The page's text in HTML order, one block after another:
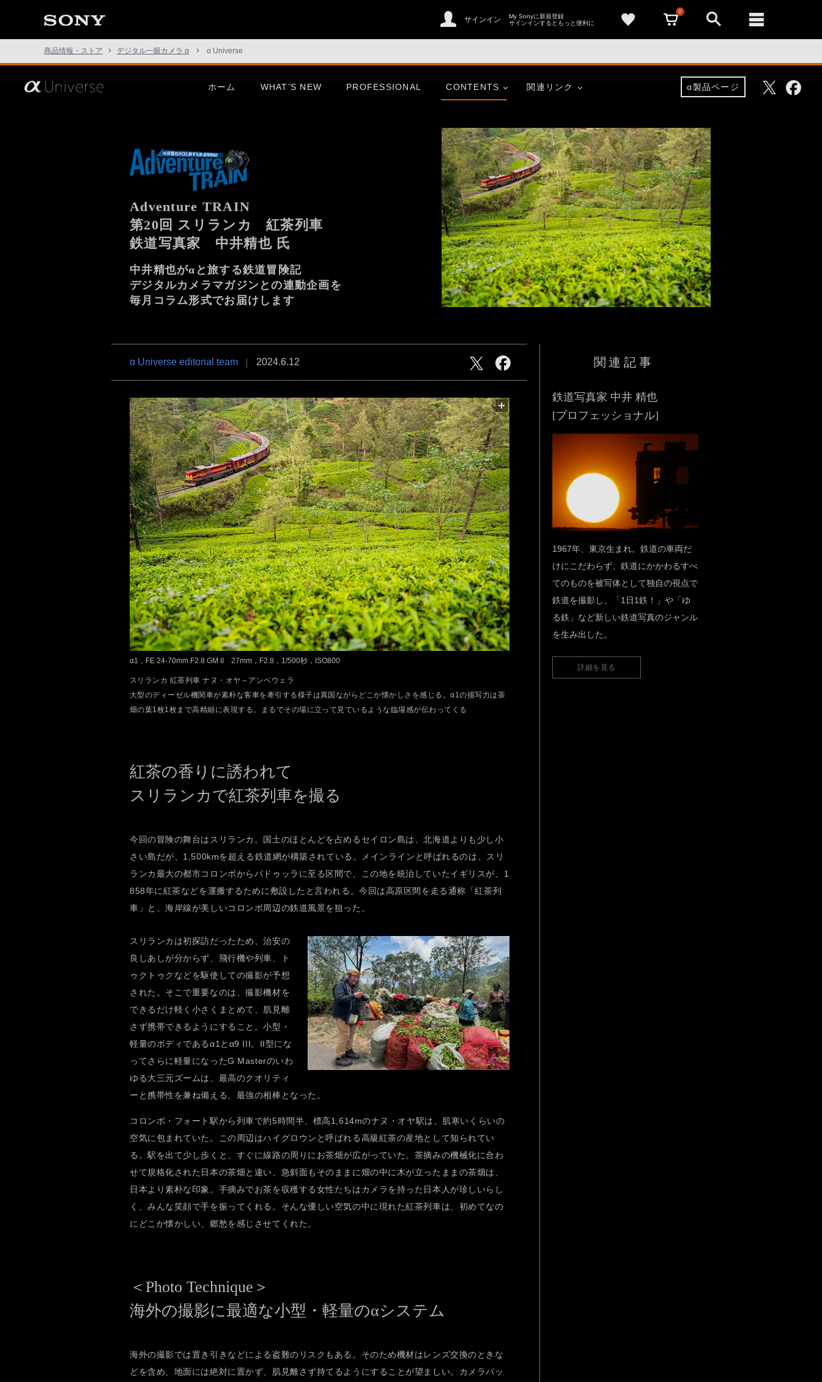
サインイン
My Sonyに新規登録
サインインするともっと便利に
0
商品情報・ストア デジタル一眼カメラ α α Universe
さ
あ、
ホーム WHAT’S NEW PROFESSIONAL CONTENTS 関連リンク
この挑戦は、次の表現のため
α1 II G Master
そのまま、未来へ。
α6700 VLOGCAM NEW generation
α製品ページ Twitter
Adventure TRAIN
第20回 スリランカ 紅茶列車
鉄道写真家 中井精也 氏
中井精也がαと旅する鉄道冒険記
デジタルカメラマガジンとの連動企画を
毎月コラム形式でお届けします
α Universe editorial team 2024.6.12
α1，FE 24-70mm F2.8 GM II 27mm，F2.8，1/500秒，ISO800
スリランカ 紅茶列車 ナヌ・オヤ～アンベウェラ
大型のディーゼル機関車が素朴な客車を牽引する様子は異国ながらどこか懐かしさを感じる。α1の描写力は茶
畑の葉1枚1枚まで高精細に表現する。まるでその場に立って見ているような臨場感が伝わってくる
紅茶の香りに誘われて
スリランカで紅茶列車を撮る
今回の冒険の舞台はスリランカ。国土のほとんどを占めるセイロン島は、北海道よりも少し小
さい島だが、1,500kmを超える鉄道網が構築されている。メインラインと呼ばれるのは、スリ
ランカ最大の都市コロンボからパドゥッラに至る区間で、この地を統治していたイギリスが、1
858年に紅茶などを運搬するために敷設したと言われる。今回は高原区間を走る通称「紅茶列
車」と、海岸線が美しいコロンボ周辺の鉄道風景を狙った。
スリランカは初探訪だったため、治安の
良しあしが分からず、飛行機や列車、ト
ゥクトゥクなどを駆使しての撮影が予想
された。そこで重要なのは、撮影機材を
できるだけ軽く小さくまとめて、肌見離
さず携帯できるようにすること。小型・
軽量のボディであるα1とα9 III。II型にな
ってさらに軽量になったG Masterのいわ
ゆる大三元ズームは、最高のクオリティ
ーと携帯性を兼ね備える、最強の相棒となった。
コロンボ・フォート駅から列車で約5時間半、標高1,614mのナヌ・オヤ駅は、肌寒いくらいの
空気に包まれていた。この周辺はハイグロウンと呼ばれる高級紅茶の産地として知られてい
る。駅を出て少し歩くと、すぐに線路の周りにお茶畑が広がっていた。茶摘みの機械化に合わ
せて規格化された日本の茶畑と違い、急斜面もそのままに畑の中に木が立ったままの茶畑は、
日本より素朴な印象。手摘みでお茶を収穫する女性たちはカメラを持った日本人が珍しいらし
く、みんな笑顔で手を振ってくれる。そんな優しい空気の中に現れた紅茶列車は、初めてなの
にどこか懐かしい、郷愁を感じさせてくれた。
＜Photo Technique＞
海外の撮影に最適な小型・軽量のαシステム
海外の撮影では置き引きなどによる盗難のリスクもある。そのため機材はレンズ交換のときな
どを含め、地面には絶対に置かず、肌見離さず持てるようにすることが望ましい。カメラバッ
関連記事
鉄道写真家 中井 精也
[プロフェッショナル]
1967年、東京生まれ。鉄道の車両だ
けにこだわらず、鉄道にかかわるすべ
てのものを被写体として独自の視点で
鉄道を撮影し、「1日1鉄！」や「ゆ
る鉄」など新しい鉄道写真のジャンル
を生み出した。
詳細を見る